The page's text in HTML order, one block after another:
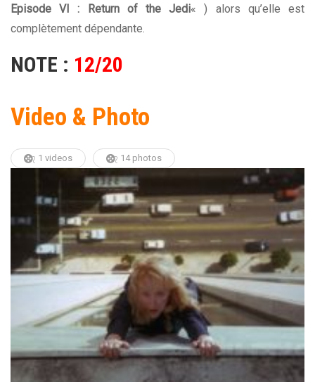
Episode VI : Return of the Jedi« ) alors qu’elle est
complètement dépendante.
NOTE : 12/20
Video & Photo
1 videos 14 photos